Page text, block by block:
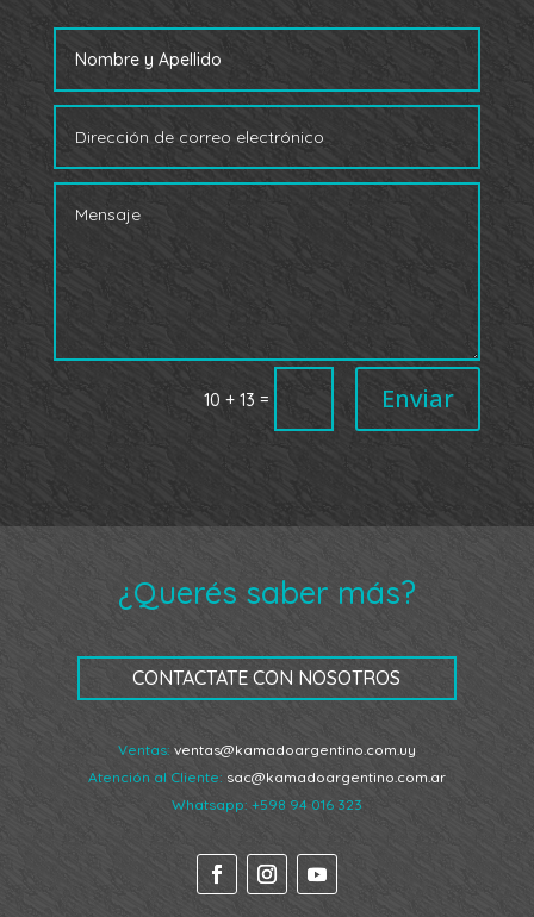
10 + 13 = Enviar
¿Querés saber más?
CONTACTATE CON NOSOTROS
Ventas: ventas@kamadoargentino.com.uy
Atención al Cliente: sac@kamadoargentino.com.ar
Whatsapp: +598 94 016 323